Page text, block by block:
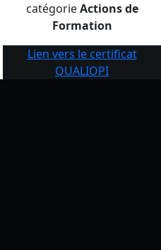
catégorieActions de
Formation
Lien vers le certificat
QUALIOPI